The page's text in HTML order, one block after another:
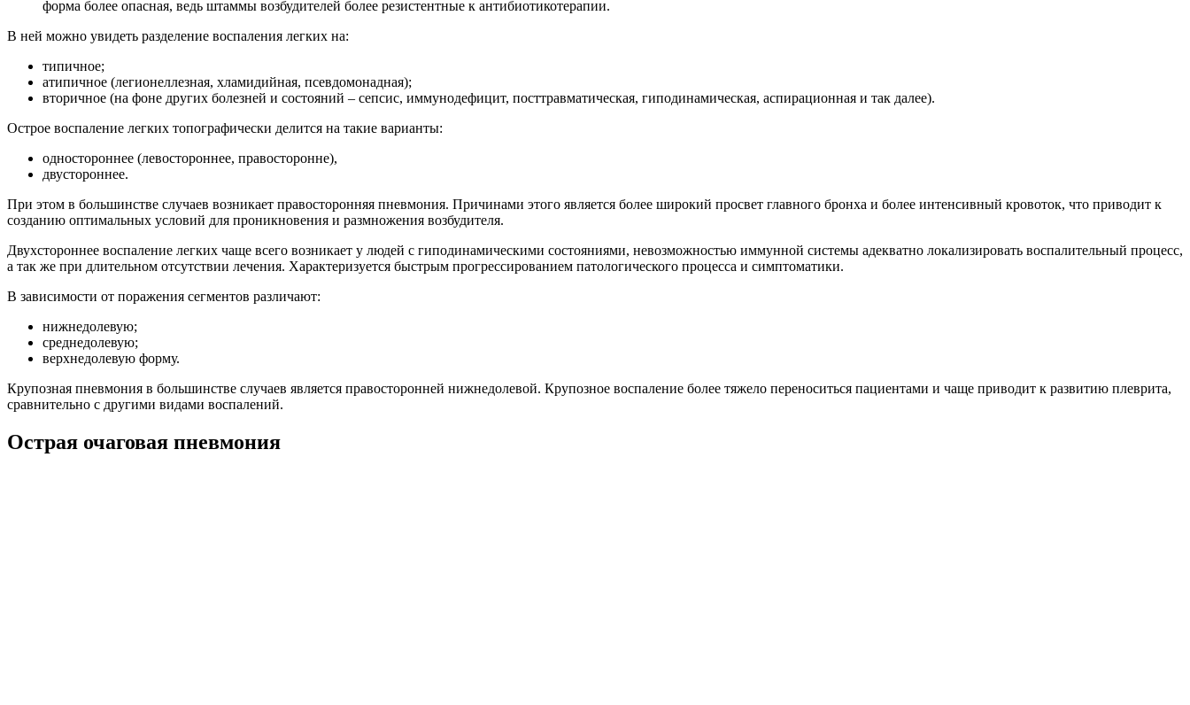
форма более опасная, ведь штаммы возбудителей более резистентные к антибиотикотерапии.
В ней можно увидеть разделение воспаления легких на:
типичное;
атипичное (легионеллезная, хламидийная, псевдомонадная);
вторичное (на фоне других болезней и состояний – сепсис, иммунодефицит, посттравматическая, гиподинамическая, аспирационная и так далее).
Острое воспаление легких топографически делится на такие варианты:
одностороннее (левостороннее, правосторонне),
двустороннее.
При этом в большинстве случаев возникает правосторонняя пневмония. Причинами этого является более широкий просвет главного бронха и более интенсивный кровоток, что приводит к
созданию оптимальных условий для проникновения и размножения возбудителя.
Двухстороннее воспаление легких чаще всего возникает у людей с гиподинамическими состояниями, невозможностью иммунной системы адекватно локализировать воспалительный процесс,
а так же при длительном отсутствии лечения. Характеризуется быстрым прогрессированием патологического процесса и симптоматики.
В зависимости от поражения сегментов различают:
нижнедолевую;
среднедолевую;
верхнедолевую форму.
Крупозная пневмония в большинстве случаев является правосторонней нижнедолевой. Крупозное воспаление более тяжело переноситься пациентами и чаще приводит к развитию плеврита,
сравнительно с другими видами воспалений.
Острая очаговая пневмония